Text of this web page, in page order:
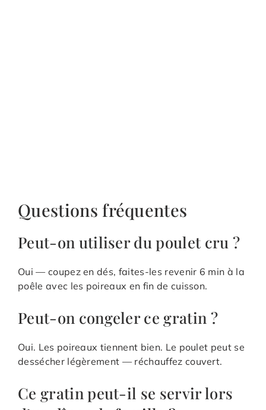
Questions fréquentes
Peut-on utiliser du poulet cru ?
Oui — coupez en dés, faites-les revenir 6 min à la
poêle avec les poireaux en fin de cuisson.
Peut-on congeler ce gratin ?
Oui. Les poireaux tiennent bien. Le poulet peut se
dessécher légèrement — réchauffez couvert.
Ce gratin peut-il se servir lors